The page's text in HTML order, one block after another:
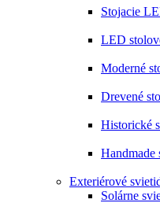
Stojacie
LED
Moderné
Drevené
Historické
Handmade
Exteriérové
Solárne